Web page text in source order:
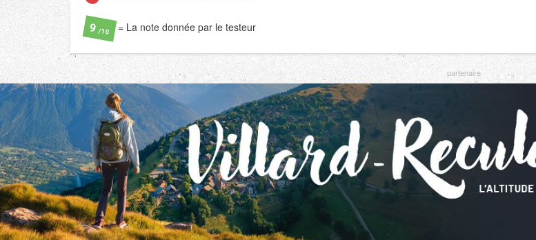
9/10 = La note donnée par le testeur